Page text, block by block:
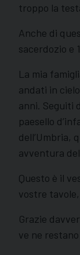
troppo la
Anche di
sacerdozio e
La mia
andati in
anni. Seguiti
paesello
dell’Umbria,
avventura
Questo è il
vostre
Grazie
ve ne